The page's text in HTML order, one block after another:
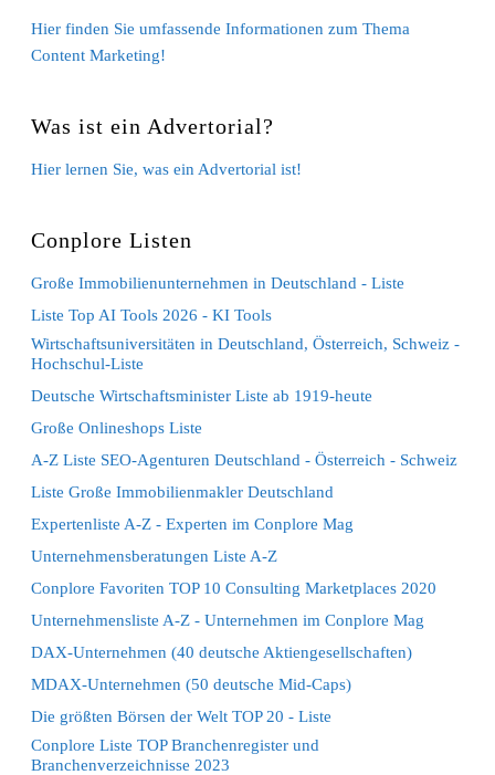
Hier finden Sie umfassende Informationen zum Thema
Content Marketing!
Was ist ein Advertorial?
Hier lernen Sie, was ein Advertorial ist!
Conplore Listen
Große Immobilienunternehmen in Deutschland - Liste
Liste Top AI Tools 2026 - KI Tools
Wirtschaftsuniversitäten in Deutschland, Österreich, Schweiz -
Hochschul-Liste
Deutsche Wirtschaftsminister Liste ab 1919-heute
Große Onlineshops Liste
A-Z Liste SEO-Agenturen Deutschland - Österreich - Schweiz
Liste Große Immobilienmakler Deutschland
Expertenliste A-Z - Experten im Conplore Mag
Unternehmensberatungen Liste A-Z
Conplore Favoriten TOP 10 Consulting Marketplaces 2020
Unternehmensliste A-Z - Unternehmen im Conplore Mag
DAX-Unternehmen (40 deutsche Aktiengesellschaften)
MDAX-Unternehmen (50 deutsche Mid-Caps)
Die größten Börsen der Welt TOP 20 - Liste
Conplore Liste TOP Branchenregister und
Branchenverzeichnisse 2023